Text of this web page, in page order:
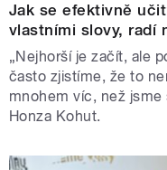
Jak se efektivně
vlastními slovy, radí
„Nejhorší je začít, ale
často zjistíme, že to
mnohem víc, než jsme
Honza Kohut.